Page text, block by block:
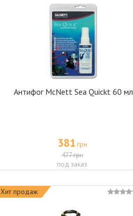
Антифог McNett Sea Quickt 60 мл
381 грн
477 грн
под заказ
Хит продаж